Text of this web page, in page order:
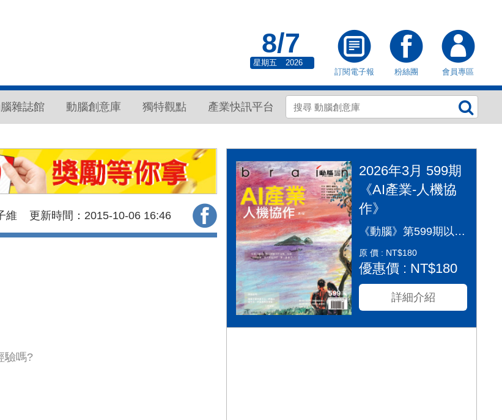
8/7
星期五
2026
訂閱電子報
粉絲團 會員專區
雜誌館 動腦創意庫 獨特觀點 產業快訊平台
維 更新時間：2015-10-06 16:46
驗嗎?
2026年3月 599期
《AI產業-人機協
作》
《動腦》第599期以「AI產業：人機協作」為封面故事，探討AI從「造夢期」邁入「落地應用」的關鍵變革。本期深入剖析2026年AI產業全景，涵蓋代理型AI（Agentic AI）如何重塑顧客旅程、企業導入實戰指南及風險治理。透過專家觀點，解構從智慧金融到行銷流程的自動化轉型，並探討「人機協作」模式下，行銷人如何從軟體操作者轉變為AI指揮官，在矽基與碳基共存的時代，將算力轉化為驅動企業長期成長的關鍵動能，打造更有溫度的未來生活。
原 價 : NT$180
優惠價 : NT$180
詳細介紹